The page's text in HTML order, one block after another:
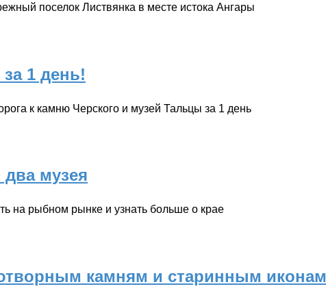
поселок Листвянка в месте истока Ангары
1 день!
к камню Черского и музей Тальцы за 1 день
два музея
на рыбном рынке и узнать больше о крае
камням и старинным иконам